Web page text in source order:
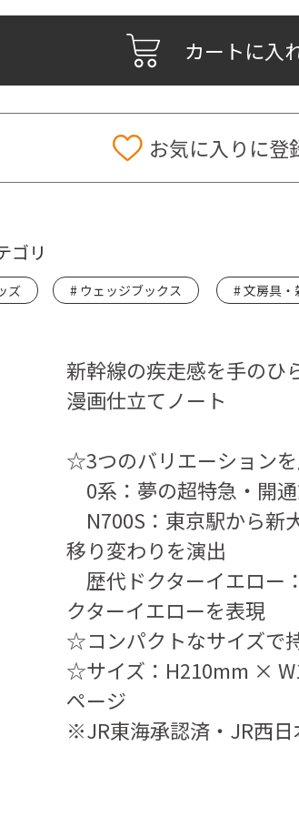
カートに入
お気に入りに登
ゴリ
ズ ウェッジブックス 文房具・
新幹線の疾走感を手のひ
漫画仕立てノート
☆3つのバリエーション
0系：夢の超特急・開
N700S：東京駅から新
移り変わりを演出
歴代ドクターイエロー
クターイエローを表現
☆コンパクトなサイズで
☆サイズ：H210mm ×
ページ
※JR東海承認済・JR西